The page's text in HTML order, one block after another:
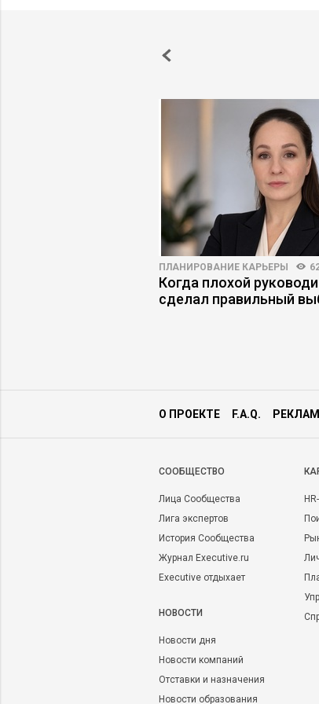
ПЛАНИРОВАНИЕ КАРЬЕРЫ
Когда плохой
сделал правильный
О ПРОЕКТЕ F.A.Q.
CООБЩЕСТВО
Лица Сообщества
Лига экспертов
История Сообщества
Журнал Executive.ru
Executive отдыхает
НОВОСТИ
Новости дня
Новости компаний
Отставки и назначения
Новости образования